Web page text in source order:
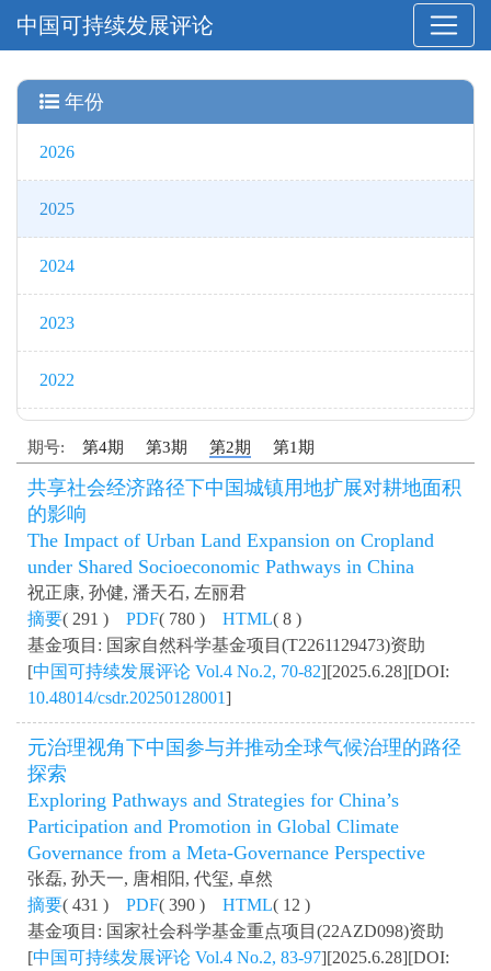
中国可持续发展评论
年份
2026
2025
2024
2023
2022
期号: 第4期 第3期 第2期 第1期
共享社会经济路径下中国城镇用地扩展对耕地面积
的影响
The Impact of Urban Land Expansion on Cropland
under Shared Socioeconomic Pathways in China
祝正康, 孙健, 潘天石, 左丽君
摘要( 291 ) PDF( 780 ) HTML( 8 )
基金项目: 国家自然科学基金项目(T2261129473)资助
[中国可持续发展评论 Vol.4 No.2, 70-82][2025.6.28][DOI:
10.48014/csdr.20250128001]
元治理视角下中国参与并推动全球气候治理的路径
探索
Exploring Pathways and Strategies for China’s
Participation and Promotion in Global Climate
Governance from a Meta-Governance Perspective
张磊, 孙天一, 唐相阳, 代玺, 卓然
摘要( 431 ) PDF( 390 ) HTML( 12 )
基金项目: 国家社会科学基金重点项目(22AZD098)资助
[中国可持续发展评论 Vol.4 No.2, 83-97][2025.6.28][DOI: